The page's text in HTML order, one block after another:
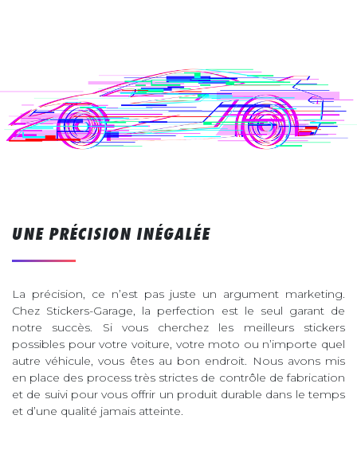
UNE PRÉCISION INÉGALÉE
La précision, ce n’est pas juste un argument marketing.
Chez Stickers-Garage, la perfection est le seul garant de
notre succès. Si vous cherchez les meilleurs stickers
possibles pour votre voiture, votre moto ou n’importe quel
autre véhicule, vous êtes au bon endroit. Nous avons mis
en place des process très strictes de contrôle de fabrication
et de suivi pour vous offrir un produit durable dans le temps
et d’une qualité jamais atteinte.